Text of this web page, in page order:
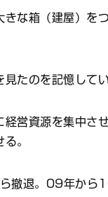
な箱（建屋）を
たのを記憶してい
営資源を集中さ
。
撤退。09年から